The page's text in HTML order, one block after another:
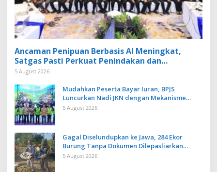
Ancaman Penipuan Berbasis AI Meningkat,
Satgas Pasti Perkuat Penindakan dan
Pengembangan Aplikasi Anti Penipuan
5 August 2026
Mudahkan Peserta Bayar Iuran, BPJS
Luncurkan Nadi JKN dengan Mekanisme
Menabung
5 August 2026
Gagal Diselundupkan ke Jawa, 284 Ekor
Burung Tanpa Dokumen Dilepasliarkan
Cegah Ancaman Penyakit
5 August 2026